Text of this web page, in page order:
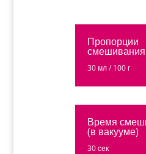
Пропорции
смешивания
30 мл / 100 г
Время
(в вакууме)
30 сек